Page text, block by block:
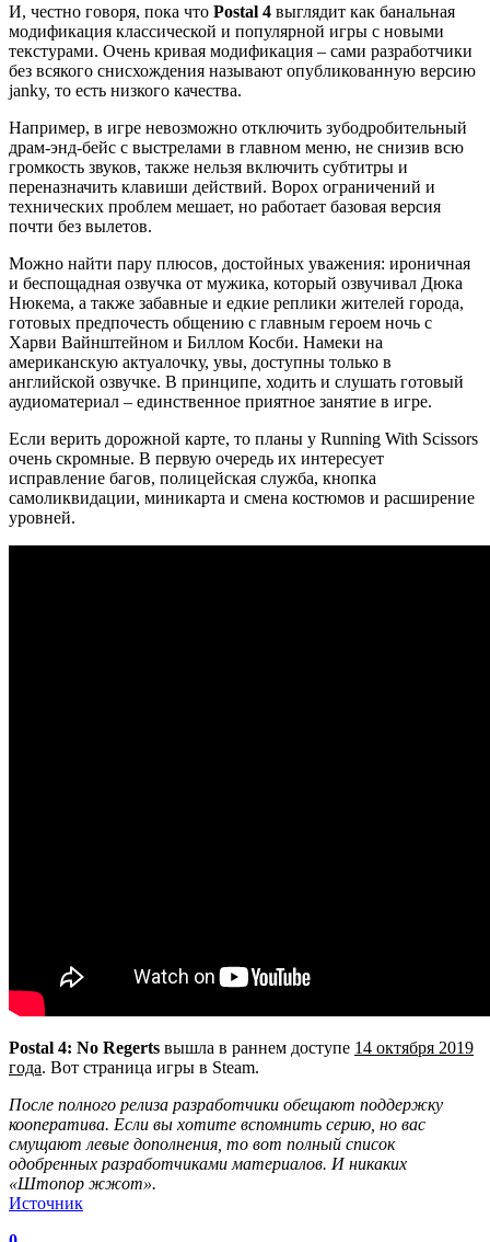
И, честно говоря, пока что Postal 4 выглядит как банальная
модификация классической и популярной игры с новыми
текстурами. Очень кривая модификация – сами разработчики
без всякого снисхождения называют опубликованную версию
janky, то есть низкого качества.
Например, в игре невозможно отключить зубодробительный
драм-энд-бейс с выстрелами в главном меню, не снизив всю
громкость звуков, также нельзя включить субтитры и
переназначить клавиши действий. Ворох ограничений и
технических проблем мешает, но работает базовая версия
почти без вылетов.
Можно найти пару плюсов, достойных уважения: ироничная
и беспощадная озвучка от мужика, который озвучивал Дюка
Нюкема, а также забавные и едкие реплики жителей города,
готовых предпочесть общению с главным героем ночь с
Харви Вайнштейном и Биллом Косби. Намеки на
американскую актуалочку, увы, доступны только в
английской озвучке. В принципе, ходить и слушать готовый
аудиоматериал – единственное приятное занятие в игре.
Если верить дорожной карте, то планы у Running With Scissors
очень скромные. В первую очередь их интересует
исправление багов, полицейская служба, кнопка
самоликвидации, миникарта и смена костюмов и расширение
уровней.
Postal 4: No Regerts вышла в раннем доступе 14 октября 2019
года. Вот страница игры в Steam.
После полного релиза разработчики обещают поддержку
кооператива. Если вы хотите вспомнить серию, но вас
смущают левые дополнения, то вот полный список
одобренных разработчиками материалов. И никаких
«Штопор жжот».
Источник